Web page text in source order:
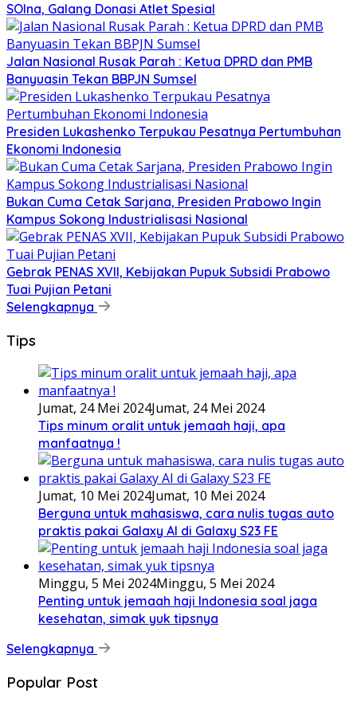
SOIna, Galang Donasi Atlet Spesial
Jalan Nasional Rusak Parah : Ketua DPRD dan PMB
Banyuasin Tekan BBPJN Sumsel
Presiden Lukashenko Terpukau Pesatnya Pertumbuhan
Ekonomi Indonesia
Bukan Cuma Cetak Sarjana, Presiden Prabowo Ingin
Kampus Sokong Industrialisasi Nasional
Gebrak PENAS XVII, Kebijakan Pupuk Subsidi Prabowo
Tuai Pujian Petani
Selengkapnya
Tips
Jumat, 24 Mei 2024Jumat, 24 Mei 2024
Tips minum oralit untuk jemaah haji, apa
manfaatnya !
Jumat, 10 Mei 2024Jumat, 10 Mei 2024
Berguna untuk mahasiswa, cara nulis tugas auto
praktis pakai Galaxy AI di Galaxy S23 FE
Minggu, 5 Mei 2024Minggu, 5 Mei 2024
Penting untuk jemaah haji Indonesia soal jaga
kesehatan, simak yuk tipsnya
Selengkapnya
Popular Post